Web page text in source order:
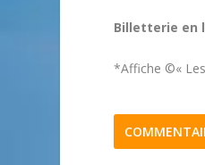
Billetterie en
*Affiche ©«